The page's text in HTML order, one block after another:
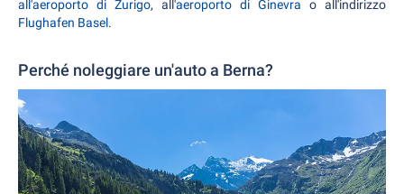
all'aeroporto di Zurigo, all'aeroporto di Ginevra o all'indirizzo
Flughafen Basel.
Perché noleggiare un'auto a Berna?